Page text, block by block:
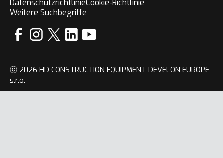
DatenschutzrichtlinieCookie-Richtlinie
Weitere Suchbegriffe
ⓒ 2026 HD CONSTRUCTION EQUIPMENT DEVELON EUROPE
s.r.o.